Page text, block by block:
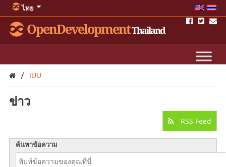
ไทย
OpenDevelopmentThailand
/ IUU
ข่าว
RSS Feed
ค้นหาข้อความ